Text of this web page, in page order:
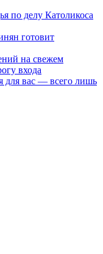
по делу Католикоса
готовит
на свежем
входа
для вас — всего лишь